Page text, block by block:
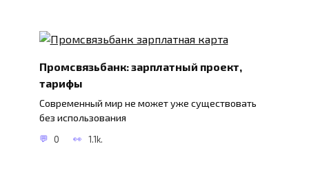
Промсвязьбанк: зарплатный проект,
тарифы
Современный мир не может уже существовать
без использования
0 1.1k.